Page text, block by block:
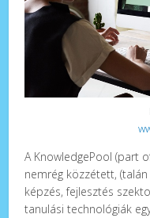
A KnowledgePool (part
nemrég közzétett,
képzés, fejlesztés
tanulási technológiák